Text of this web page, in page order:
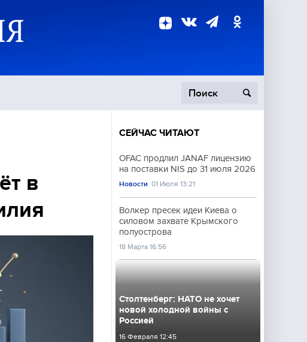
Происшествия
в
СЕЙЧАС ЧИТАЮТ
OFAC продлил JANAF лицензию
на поставки NIS до 31 июля 2026
Новости 01 Июля 13:21
Волкер пресек идеи Киева о
силовом захвате Крымского
полуострова
18 Марта 16:56
Столтенберг: НАТО не хочет
новой холодной войны с
Россией
16 Февраля 12:45